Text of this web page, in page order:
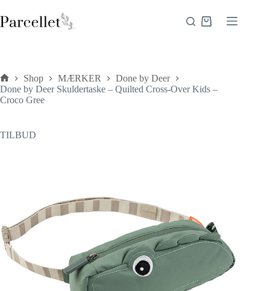
til
indhold
Indkøbskurv
Forside
Shop MÆRKER
Done by Deer
Done by Deer Skuldertaske – Quilted Cross-Over Kids –
Croco Gree
TILBUD